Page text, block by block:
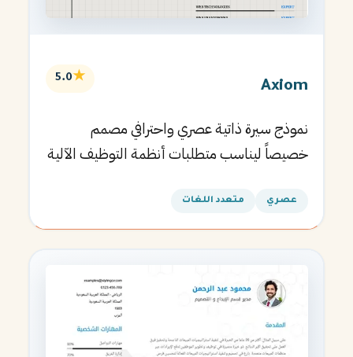
Axiom
★
5.0
نموذج سيرة ذاتية عصري واحترافي مصمم
خصيصاً ليناسب متطلبات أنظمة التوظيف الآلية
عصري متعدد اللغات